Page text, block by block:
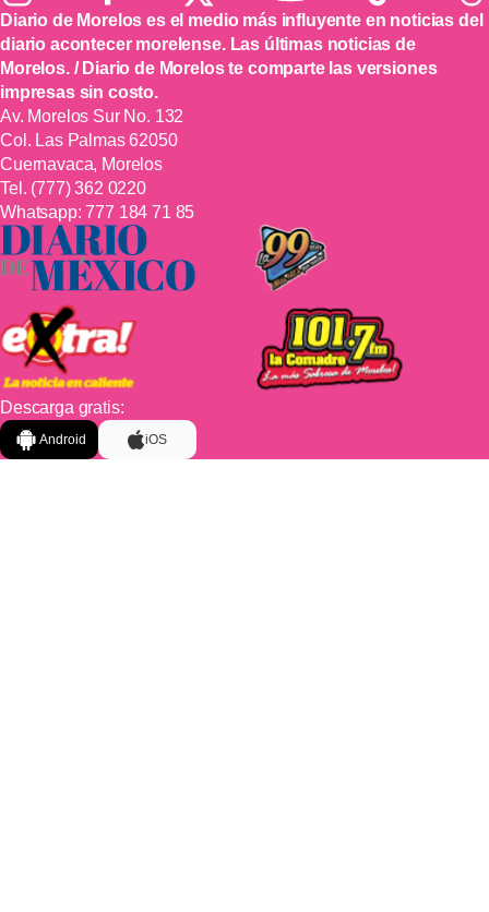
Diario de Morelos es el medio más influyente en noticias del
diario acontecer morelense. Las últimas noticias de
Morelos. / Diario de Morelos te comparte las versiones
impresas sin costo.
Av. Morelos Sur No. 132
Col. Las Palmas 62050
Cuernavaca, Morelos
Tel. (777) 362 0220
Whatsapp:777 184 71 85
Descarga gratis:
Android iOS